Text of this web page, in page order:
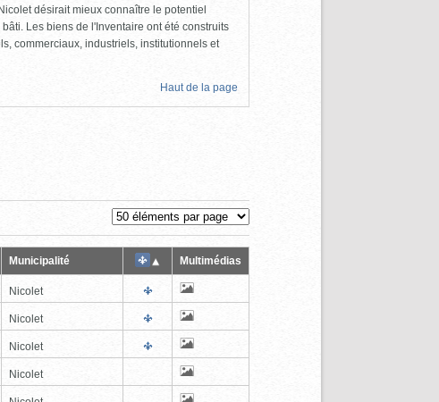
désirait mieux connaître le potentiel
Les biens de l'Inventaire ont été construits
commerciaux, industriels, institutionnels et
Haut de la page
Municipalité Multimédias
Nicolet
Nicolet
Nicolet
Nicolet